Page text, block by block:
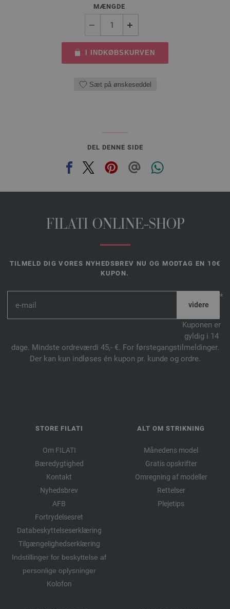
MÆNGDE
I INDKØBSKURVEN
Sæt på ønskeseddel
DEL DENNE SIDE
FILATI ONLINE-SHOP
TILMELD DIG VORES NYHEDSBREV NU OG MODTAG EN 10€
KUPON.
*
Kuponen er
gyldig i 14
dage. Mindste ordreværdi 45,- €. For førstegangstilmeldinger.
Der kan kun indløses én kupon pr. kunde og ordre.
STORE FILATI
Om FILATI
Bæredygtighed
Kontakt
Nyhedsbrev
AFB
Fortrydelsesret
Databeskyttelseserklæring
Tilgængelighedserklæring
Indstillinger for beskyttelse af
personlige oplysninger
Kolofon
ALT OM STRIKNING
Månedens model
Gratis opskrifter
Omregning af modeller
Rettelser
Plejetips